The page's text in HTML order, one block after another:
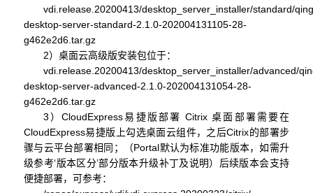
vdi.release.20200413/desktop_server_installer/standard/
desktop-server-standard-2.1.0-202004131105-28-
g462e2d6.tar.gz
2）桌面云高级版安装包位于：
vdi.release.20200413/desktop_server_installer/advanced/
desktop-server-advanced-2.1.0-202004131054-28-
g462e2d6.tar.gz
3）CloudExpress易捷版部署Citrix桌面部署需要在
CloudExpress易捷版上勾选桌面云组件，之后Citrix的部署步
骤与云平台部署相同；（Portal默认为标准功能版本，如需升
级参考‘版本区分’部分版本升级补丁及说明）后续版本会支持
便捷部署，可参考：